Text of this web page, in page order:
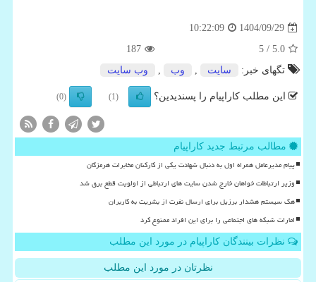
1404/09/29
10:22:09
5.0
/ 5
187
تگهای خبر:
سایت , وب , وب سایت
این مطلب کاراپیام را پسندیدین؟ (1)
(0)
مطالب مرتبط جدید کاراپیام
پیام مدیرعامل همراه اول به دنبال شهادت یکی از کارکنان مخابرات هرمزگان
وزیر ارتباطات خواهان خارج شدن سایت های ارتباطی از اولویت قطع برق شد
هک سیستم هشدار برزیل برای ارسال نفرت از بشریت به کاربران
امارات شبکه های اجتماعی را برای این افراد ممنوع کرد
نظرات بینندگان کاراپیام در مورد این مطلب
نظرتان در مورد این مطلب